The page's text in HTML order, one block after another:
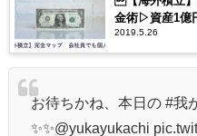
金術▷資産1億
2019.5.26
お待ちかね、本日の #我
✨✨@yukayukachi